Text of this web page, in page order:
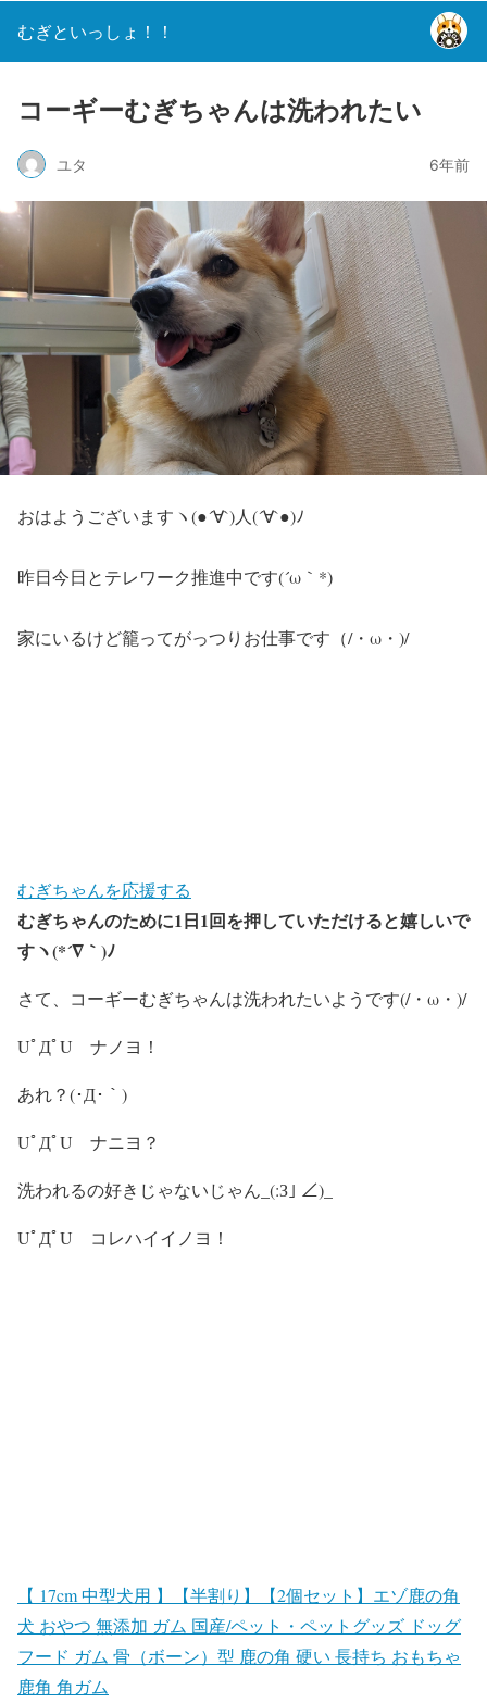
むぎといっしょ！！
コーギーむぎちゃんは洗われたい
ユタ 6年前
おはようございますヽ(●´∀`)人(´∀`●)ﾉ
昨日今日とテレワーク推進中です(´ω｀*)
家にいるけど籠ってがっつりお仕事です（/・ω・)/
むぎちゃんを応援する
むぎちゃんのために1日1回を押していただけると嬉しいで
すヽ(*´∇｀)ﾉ
さて、コーギーむぎちゃんは洗われたいようです(/・ω・)/
UﾟДﾟU ナノヨ！
あれ？(･Д･｀)
UﾟДﾟU ナニヨ？
洗われるの好きじゃないじゃん_(:З｣ ∠)_
UﾟДﾟU コレハイイノヨ！
【 17cm 中型犬用 】【半割り】【2個セット】エゾ鹿の角
犬 おやつ 無添加 ガム 国産/ペット・ペットグッズ ドッグ
フード ガム 骨（ボーン）型 鹿の角 硬い 長持ち おもちゃ
鹿角 角ガム